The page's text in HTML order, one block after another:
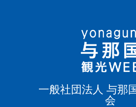
一般社団法人 与那
会